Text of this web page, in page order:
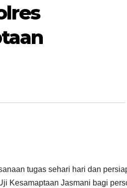
tugas sehari hari dan
Kesamaptaan Jasmani bagi